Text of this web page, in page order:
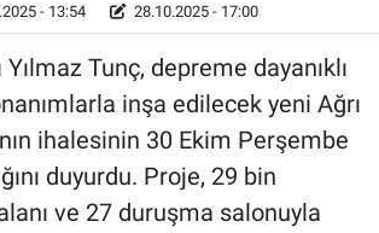
- 13:54 28.10.2025 - 17:00
Tunç, depreme dayanıklı
inşa edilecek yeni Ağrı
ihalesinin 30 Ekim Perşembe
duyurdu. Proje, 29 bin
ve 27 duruşma salonuyla